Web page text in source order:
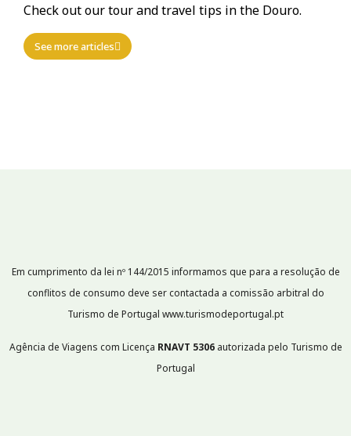
Check out our tour and travel tips in the Douro.
See more articles
Em cumprimento da lei nº 144/2015 informamos que para a resolução de
conflitos de consumo deve ser contactada a comissão arbitral do
Turismo de Portugal www.turismodeportugal.pt
Agência de Viagens com Licença RNAVT 5306 autorizada pelo Turismo de
Portugal